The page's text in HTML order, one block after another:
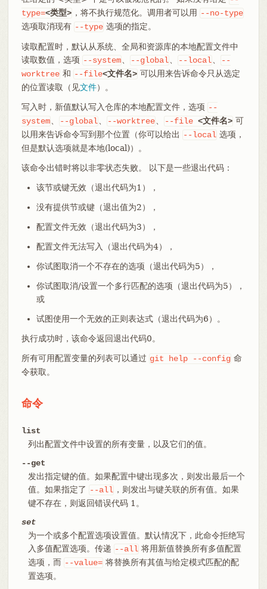
type=<类型> ，将不执行规范化。调用者可以用 --no-type
选项取消现有 --type 选项的指定。
读取配置时，默认从系统、全局和资源库的本地配置文件中
读取数值，选项 --system --global --local
--
worktree 和 --file<文件名> 可以用来告诉命令只从选定
的位置读取（见文件）。
写入时，新值默认写入仓库的本地配置文件，选项 --
system
--global --worktree --file <文件名> 可
以用来告诉命令写到那个位置（你可以给出 --local 选项，
但是默认选项就是本地(local)）。
该命令出错时将以非零状态失败。 以下是一些退出代码：
该节或键无效（退出代码为1），
没有提供节或键（退出值为2），
配置文件无效（退出代码为3），
配置文件无法写入（退出代码为4），
你试图取消一个不存在的选项（退出代码为5），
你试图取消/设置一个多行匹配的选项（退出代码为5），
或
试图使用一个无效的正则表达式（退出代码为6）。
执行成功时，该命令返回退出代码0。
所有可用配置变量的列表可以通过 git help --config 命
令获取。
命令
list
列出配置文件中设置的所有变量，以及它们的值。
--get
发出指定键的值。如果配置中键出现多次，则发出最后一个
值。如果指定了 --all ，则发出与键关联的所有值。如果
键不存在，则返回错误代码 1。
set
为一个或多个配置选项设置值。默认情况下，此命令拒绝写
入多值配置选项。传递 --all 将用新值替换所有多值配置
选项，而 --value= 将替换所有其值与给定模式匹配的配
置选项。